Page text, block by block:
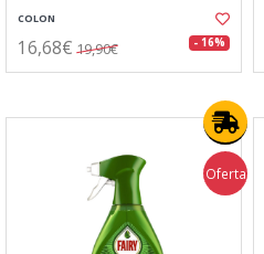
COLON
16,68€ 19,90€ - 16%
Oferta